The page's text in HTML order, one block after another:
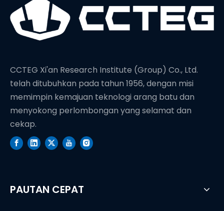
CCTEG Xi'an Research Institute (Group) Co., Ltd.
telah ditubuhkan pada tahun 1956, dengan misi
memimpin kemajuan teknologi arang batu dan
menyokong perlombongan yang selamat dan
cekap.
PAUTAN CEPAT